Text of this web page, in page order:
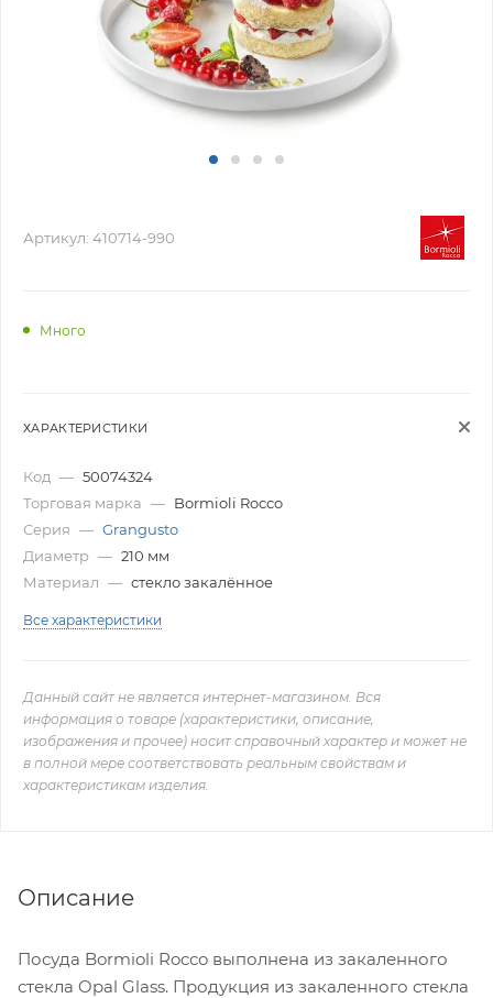
Артикул: 410714-990
Много
ХАРАКТЕРИСТИКИ
Код — 50074324
Торговая марка — Bormioli Rocco
Серия — Grangusto
Диаметр — 210 мм
Материал — стекло закалённое
Все характеристики
Данный сайт не является интернет-магазином. Вся
информация о товаре (характеристики, описание,
изображения и прочее) носит справочный характер и может не
в полной мере соответствовать реальным свойствам и
характеристикам изделия.
Описание
Посуда Bormioli Rocco выполнена из закаленного
стекла Opal Glass. Продукция из закаленного стекла